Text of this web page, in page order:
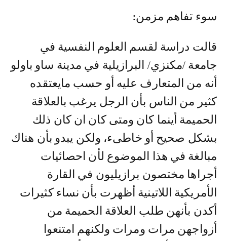
سوء تفاهم مزمن:
قالت دراسة لقسم العلوم النفسية في
جامعة /مكنزي/ البرازيلية في مدينة ساو باولو
أنه من المتعارف عليه أو حسب مايعتقده
كثير من الناس بأن الرجل يرغب بالعلاقة
الحميمة أينما كان ومتى كان ان كان ذلك
بشكل صحيح أو خاطىء، ولكن يبدو بأن هناك
مبالغة في هذا الموضوع لأن احصائيات
أجراها مختصون برازيليون في القارة
الأمريكية اللاتينية أظهرت بأن نساء كثيرات
أكدن بأنهن طلب العلاقة الحميمة من
أزواجهن مرات ومرات ولكنهم امتنعوا